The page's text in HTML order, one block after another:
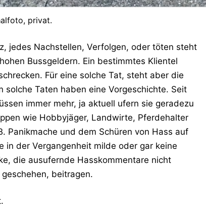
privat.
jedes Nachstellen, Verfolgen, oder töten steht
Bussgeldern. Ein bestimmtes Klientel
Für eine solche Tat, steht aber die
Taten haben eine Vorgeschichte. Seit
immer mehr, ja aktuell ufern sie geradezu
wie Hobbyjäger, Landwirte, Pferdehalter
Panikmache und dem Schüren von Hass auf
in der Vergangenheit milde oder gar keine
die ausufernde Hasskommentare nicht
beitragen.